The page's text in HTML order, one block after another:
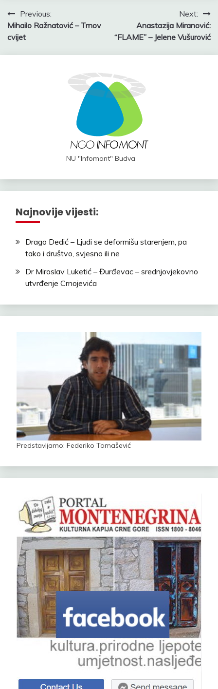
Post
navigation
Previous:
Mihailo Ražnatović – Trnov
cvijet
Next:
Anastazija Miranović:
“FLAME” – Jelene Vušurović
NU "Infomont" Budva
Najnovije vijesti:
Drago Dedić – Ljudi se deformišu starenjem, pa
tako i društvo, svjesno ili ne
Dr Miroslav Luketić – Đurđevac – srednjovjekovno
utvrđenje Crnojevića
Predstavljamo: Federiko Tomašević